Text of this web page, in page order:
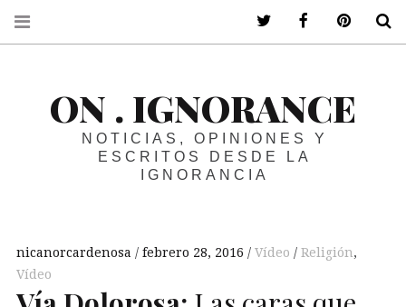
ON . IGNORANCE
NOTICIAS, OPINIONES Y
ESCRITOS DESDE LA
IGNORANCIA
nicanorcardenosa febrero 28, 2016 Vídeo Religión,
Vídeo
ir a mi twitterir a mi facebook
ir a mi